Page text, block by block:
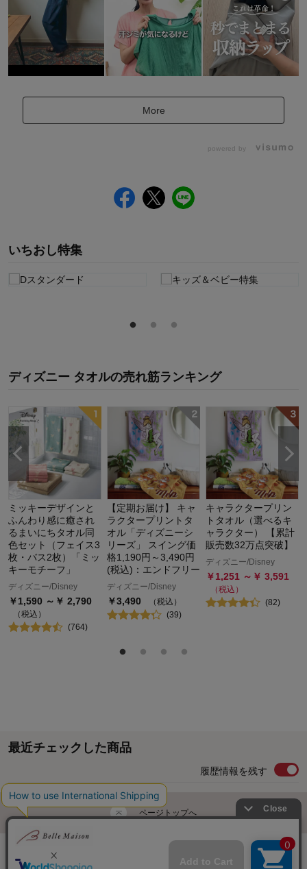
More
powered by
いちおし特集
ディズニー タオルの売れ筋ランキング
ミッキーデザインと
ふんわり感に癒され
るまいにちタオル同
色セット（フェイス3
枚・バス2枚）「ミッ
キーモチーフ」
ディズニー/Disney
￥1,590 ～￥ 2,790
（税込）
(764)
【定期お届け】 キャ
ラクタープリントタ
オル「ディズニーシ
リーズ」 スイング価
格1,190円～3,490円
(税込)：エンドフリー
ディズニー/Disney
￥3,490
（税込）
(39)
キャラクタープリン
トタオル（選べるキ
ャラクター） 【累計
販売数32万点突破】
ディズニー/Disney
￥1,251 ～￥ 3,591
（税込）
(82)
最近チェックした商品
履歴情報を残す
ページトップへ
ご利用ガイド・お知らせ